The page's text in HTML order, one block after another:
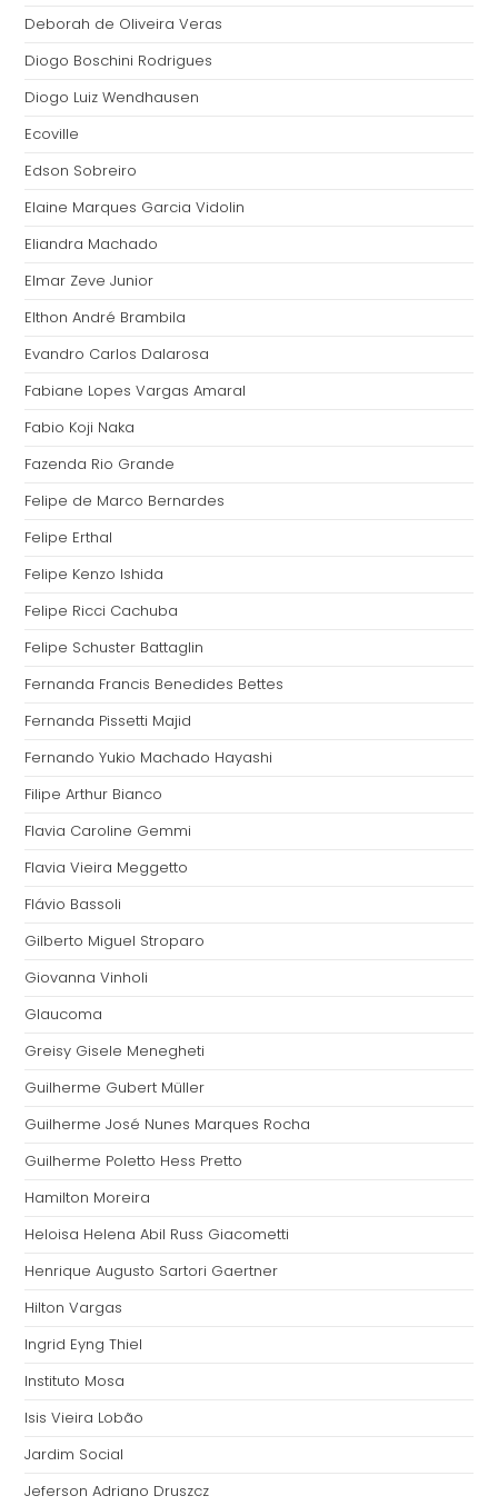
Deborah de Oliveira Veras
Diogo Boschini Rodrigues
Diogo Luiz Wendhausen
Ecoville
Edson Sobreiro
Elaine Marques Garcia Vidolin
Eliandra Machado
Elmar Zeve Junior
Elthon André Brambila
Evandro Carlos Dalarosa
Fabiane Lopes Vargas Amaral
Fabio Koji Naka
Fazenda Rio Grande
Felipe de Marco Bernardes
Felipe Erthal
Felipe Kenzo Ishida
Felipe Ricci Cachuba
Felipe Schuster Battaglin
Fernanda Francis Benedides Bettes
Fernanda Pissetti Majid
Fernando Yukio Machado Hayashi
Filipe Arthur Bianco
Flavia Caroline Gemmi
Flavia Vieira Meggetto
Flávio Bassoli
Gilberto Miguel Stroparo
Giovanna Vinholi
Glaucoma
Greisy Gisele Menegheti
Guilherme Gubert Müller
Guilherme José Nunes Marques Rocha
Guilherme Poletto Hess Pretto
Hamilton Moreira
Heloisa Helena Abil Russ Giacometti
Henrique Augusto Sartori Gaertner
Hilton Vargas
Ingrid Eyng Thiel
Instituto Mosa
Isis Vieira Lobão
Jardim Social
Jeferson Adriano Druszcz